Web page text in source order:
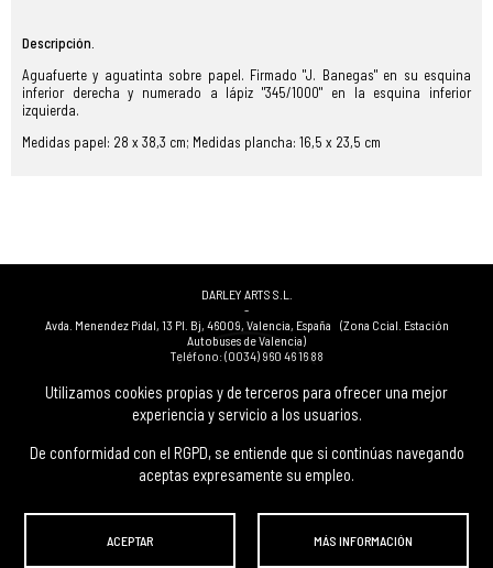
Utilizamos cookies propias y de terceros para ofrecer una mejor
experiencia y servicio a los usuarios.
De conformidad con el RGPD, se entiende que si continúas navegando
aceptas expresamente su empleo.
ACEPTAR MÁS INFORMACIÓN
Descripción.
Aguafuerte y aguatinta sobre papel. Firmado "J. Banegas" en su esquina
inferior derecha y numerado a lápiz "345/1000" en la esquina inferior
izquierda.
Medidas papel: 28 x 38,3 cm; Medidas plancha: 16,5 x 23,5 cm
DARLEY ARTS S.L.
-
Avda. Menendez Pidal, 13 Pl. Bj, 46009, Valencia, España (Zona Ccial. Estación
Autobuses de Valencia)
Teléfono:(0034) 960 46 16 88
(0034) 963 40 48 21
-
(0034) 669 53 68 89(solo WhatsApp)
info@subastasdarley.com